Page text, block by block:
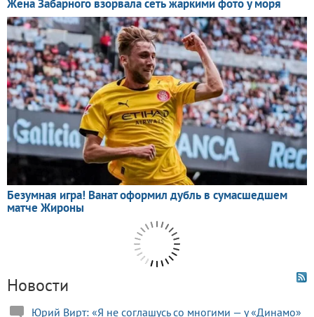
Новости
Юрий Вирт: «Я не соглашусь со многими — у «Динамо»